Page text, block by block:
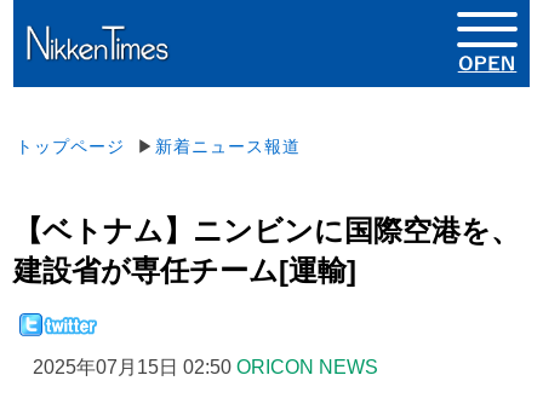
トップページ ▶ 新着ニュース報道
【ベトナム】ニンビンに国際空港を、
建設省が専任チーム[運輸]
2025年07月15日 02:50 ORICON NEWS